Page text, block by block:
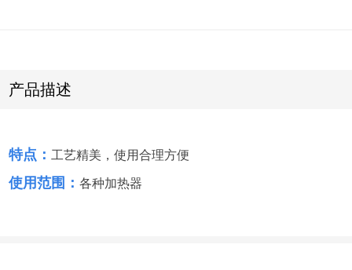
产品描述
特点： 工艺精美，使用合理方便
使用范围：各种加热器